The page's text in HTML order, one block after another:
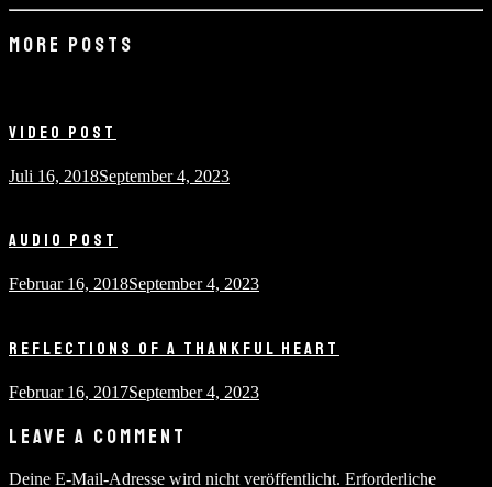
MORE POSTS
VIDEO POST
Juli 16, 2018September 4, 2023
AUDIO POST
Februar 16, 2018September 4, 2023
REFLECTIONS OF A THANKFUL HEART
Februar 16, 2017September 4, 2023
LEAVE A COMMENT
Deine E-Mail-Adresse wird nicht veröffentlicht. Erforderliche